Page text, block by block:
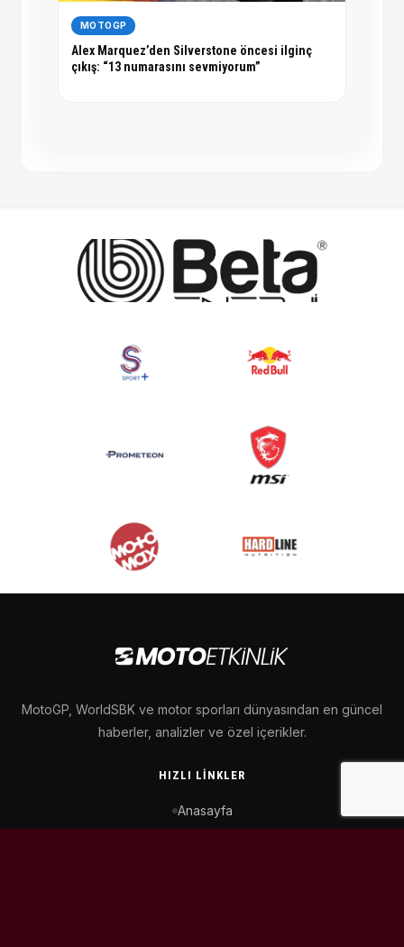
MOTOGP
Alex Marquez’den Silverstone öncesi ilginç
çıkış: “13 numarasını sevmiyorum”
MotoGP, WorldSBK ve motor sporları dünyasından en güncel
haberler, analizler ve özel içerikler.
HIZLI LINKLER
Anasayfa